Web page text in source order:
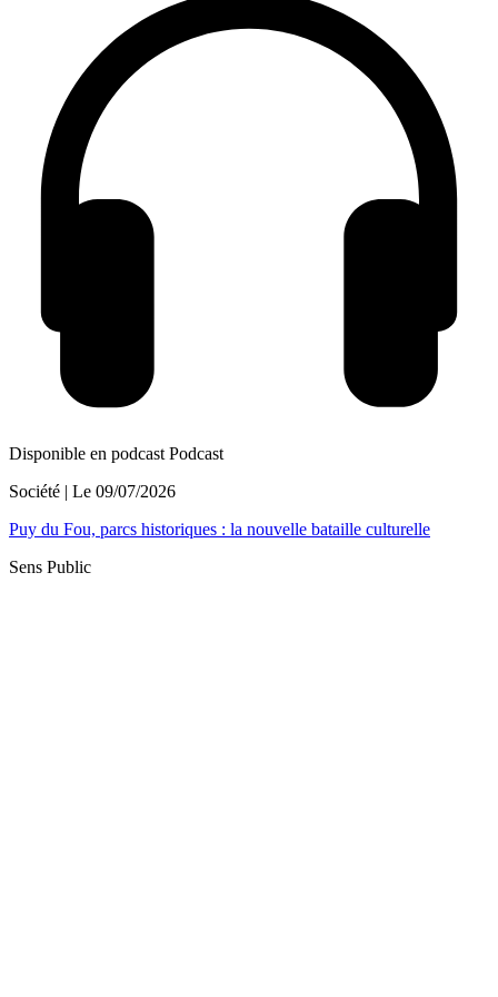
Disponible en podcast Podcast
Société | Le 09/07/2026
Puy du Fou, parcs historiques : la nouvelle bataille culturelle
Sens Public